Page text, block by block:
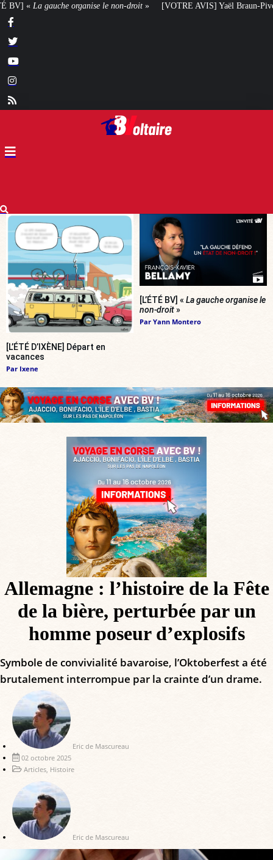
» [VOTRE AVIS] Yaël Braun-Pivet doit-elle renoncer à son projet
[L’ÉTÉ D’IXÈNE] Départ en
vacances
Par Ixene
[L’ÉTÉ BV] « La gauche organise le
non-droit»
Par Yann Montero
Allemagne : l’histoire de la Fête
de la bière, perturbée par un
homme poseur d’explosifs
Symbole de convivialité bavaroise, l’Oktoberfest a été
brutalement interrompue par la crainte d’un drame.
Eric de Mascureau
02 octobre 2025
Articles, Histoire
Eric de Mascureau